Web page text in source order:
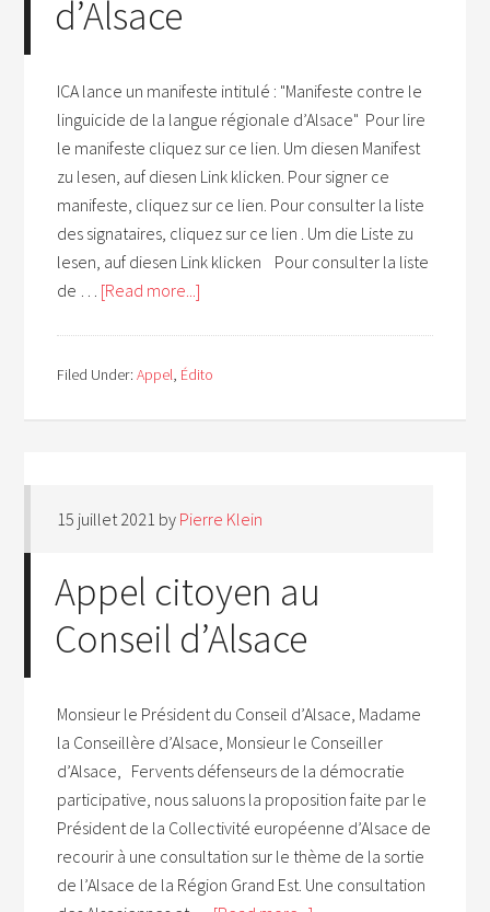
d’Alsace
ICA lance un manifeste intitulé : "Manifeste contre le
linguicide de la langue régionale d’Alsace" Pour lire
le manifeste cliquez sur ce lien. Um diesen Manifest
zu lesen, auf diesen Link klicken. Pour signer ce
manifeste, cliquez sur ce lien. Pour consulter la liste
des signataires, cliquez sur ce lien . Um die Liste zu
lesen, auf diesen Link klicken Pour consulter la liste
de … [Read more...]
Filed Under:Appel, Édito
15 juillet 2021 by Pierre Klein
Appel citoyen au
Conseil d’Alsace
Monsieur le Président du Conseil d’Alsace, Madame
la Conseillère d’Alsace, Monsieur le Conseiller
d’Alsace, Fervents défenseurs de la démocratie
participative, nous saluons la proposition faite par le
Président de la Collectivité européenne d’Alsace de
recourir à une consultation sur le thème de la sortie
de l’Alsace de la Région Grand Est. Une consultation